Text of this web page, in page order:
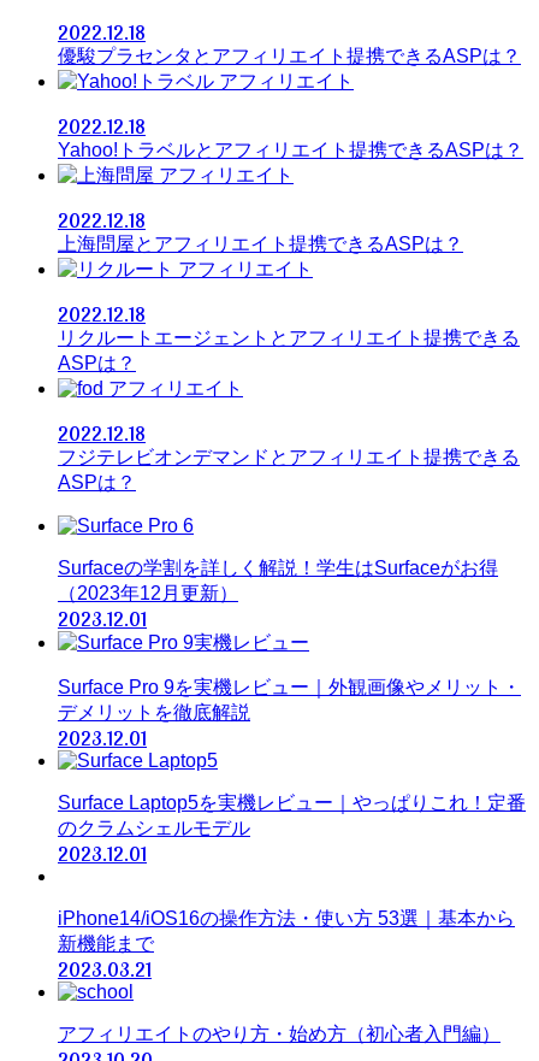
2022.12.18
優駿プラセンタとアフィリエイト提携できるASPは？
アフィリエイト
2022.12.18
Yahoo!トラベルとアフィリエイト提携できるASPは？
アフィリエイト
2022.12.18
上海問屋とアフィリエイト提携できるASPは？
アフィリエイト
2022.12.18
リクルートエージェントとアフィリエイト提携できる
ASPは？
アフィリエイト
2022.12.18
フジテレビオンデマンドとアフィリエイト提携できる
ASPは？
Surfaceの学割を詳しく解説！学生はSurfaceがお得
（2023年12月更新）
2023.12.01
Surface Pro 9を実機レビュー｜外観画像やメリット・
デメリットを徹底解説
2023.12.01
Surface Laptop5を実機レビュー｜やっぱりこれ！定番
のクラムシェルモデル
2023.12.01
iPhone14/iOS16の操作方法・使い方 53選｜基本から
新機能まで
2023.03.21
アフィリエイトのやり方・始め方（初心者入門編）